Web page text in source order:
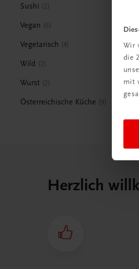
Wir
die
mit
Sushi 2
Vegan 6
Vegetarisch 4
Wild 2
Wurst 2
Österreichische Küche 9
Herzlich